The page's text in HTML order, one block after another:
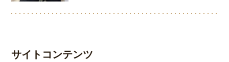
サイトコンテンツ